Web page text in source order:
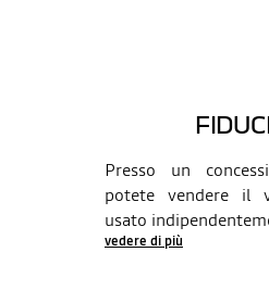
Presso un
potete vendere il
usato
vedere di più